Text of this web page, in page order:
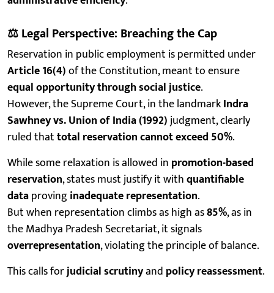
⚖️Legal Perspective: Breaching the Cap
Reservation in public employment is permitted under
Article 16(4)of the Constitution, meant to ensure
equal opportunity through social justice.
However, the Supreme Court, in the landmarkIndra
Sawhney vs. Union of India (1992)judgment, clearly
ruled thattotal reservation cannot exceed 50%.
While some relaxation is allowed in promotion-based
reservation, states must justify it withquantifiable
dataprovinginadequate representation.
But when representation climbs as high as85%, as in
the Madhya Pradesh Secretariat, it signals
overrepresentation, violating the principle of balance.
This calls forjudicial scrutinyand policy reassessment.